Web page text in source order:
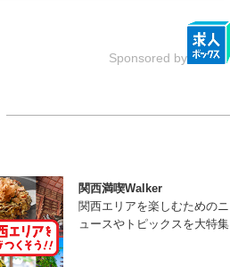
Sponsored by
関西満喫Walker
関西エリアを楽しむためのニ
ュースやトピックスを大特集